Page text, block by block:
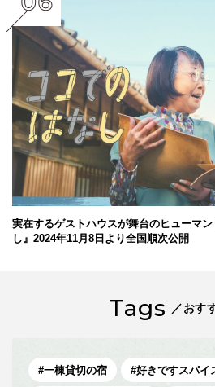
実在するゲストハウスが舞台のヒューマ
し』2024年11月8日より全国順次公開
Tags ／おす
一棟貸切の宿 好きですスパイ